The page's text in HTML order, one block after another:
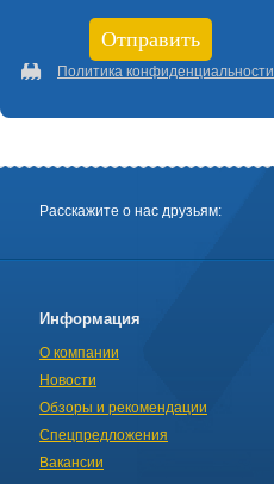
Политика конфиденциальности
Расскажите о нас друзьям:
Информация
О компании
Новости
Обзоры и рекомендации
Спецпредложения
Вакансии